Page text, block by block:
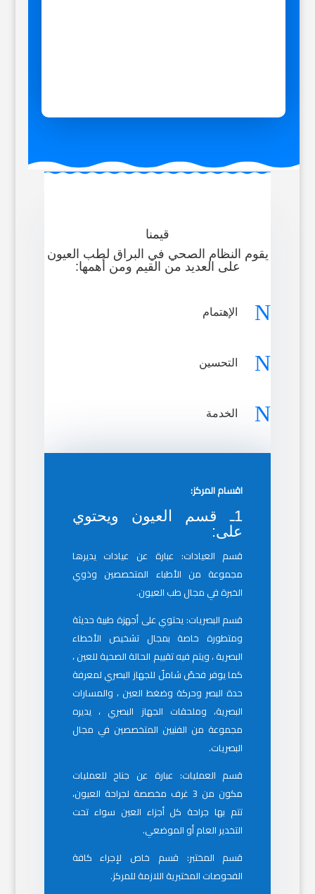
قيمنا
يقوم النظام الصحي في البراق لطب العيون
على العديد من القيم ومن أهمها:
N الإهتمام
N التحسين
N الخدمة
اقسام المركز:
1ـ قسم العيون ويحتوي
على:
قسم العيادات: عبارة عن عيادات يديرها
مجموعة من الأطباء المتخصصين وذوي
الخبرة في مجال طب العيون.
قسم البصريات: يحتوي على أجهزة طبية حديثة
ومتطورة خاصة بمجال تشخيص الأخطاء
البصرية ، ويتم فيه تقييم الحالة الصحية للعين ،
كما يوفر فحصٌ شاملٌ للجهاز البصري لمعرفة
حدة البصر وحركة وضغط العين ، والمسارات
البصرية، وملحقات الجهاز البصري ، يديره
مجموعة من الفنيين المتخصصين في مجال
البصريات.
قسم العمليات: عبارة عن جناح للعمليات
مكون من 3 غرف مخصصة لجراحة العيون،
تتم بها جراحة كل أجزاء العين سواء تحت
التخدير العام أو الموضعي.
قسم المختبر: قسم خاص لإجراء كافة
الفحوصات المختبرية اللازمة للمركز.